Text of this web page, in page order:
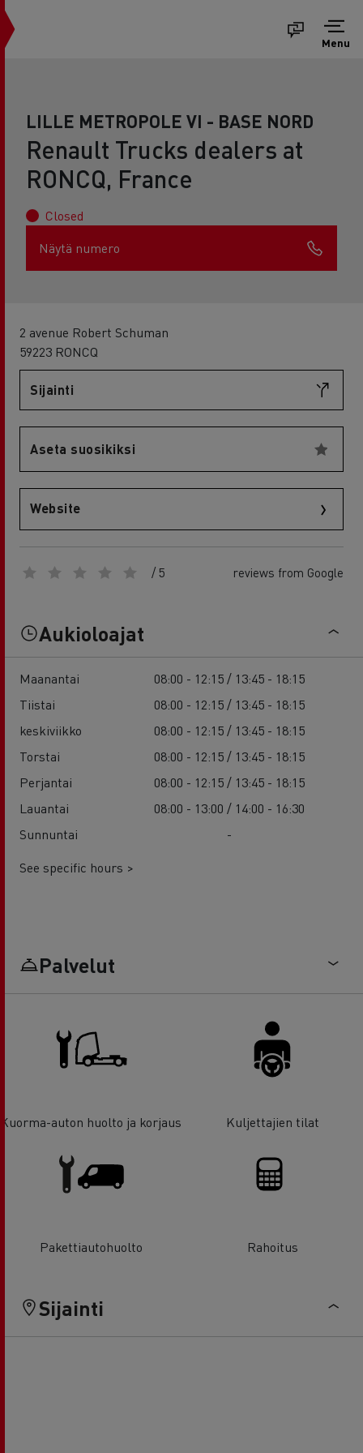
Menu
LILLE METROPOLE VI - BASE NORD
Renault Trucks dealers at
RONCQ, France
Closed
Näytä numero
2 avenue Robert Schuman
59223 RONCQ
Sijainti
Aseta suosikiksi
Website
/ 5 reviews from Google
Aukioloajat
Maanantai
08:00 - 12:15 / 13:45 - 18:15
Tiistai
08:00 - 12:15 / 13:45 - 18:15
keskiviikko
08:00 - 12:15 / 13:45 - 18:15
Torstai
08:00 - 12:15 / 13:45 - 18:15
Perjantai
08:00 - 12:15 / 13:45 - 18:15
Lauantai
08:00 - 13:00 / 14:00 - 16:30
Sunnuntai
-
See specific hours >
Palvelut
Kuorma-auton huolto ja korjaus Kuljettajien tilat
Pakettiautohuolto Rahoitus
Sijainti